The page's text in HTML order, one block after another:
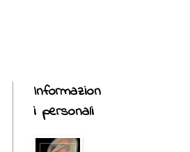
Informazion
i personali